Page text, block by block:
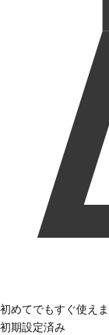
初めてでもすぐ使え
初期設定済み